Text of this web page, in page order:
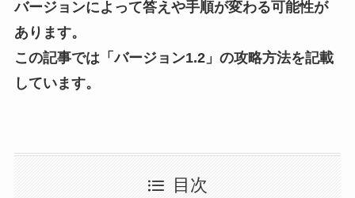
バージョンによって答えや手順が変わる可能性が
あります。
この記事では「バージョン1.2」の攻略方法を記載
しています。
目次